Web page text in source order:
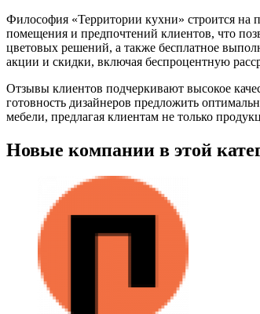
Философия «Территории кухни» строится на
помещения и предпочтений клиентов, что
цветовых решений, а также бесплатное
акции и скидки, включая беспроцентную
Отзывы клиентов подчеркивают высокое
готовность дизайнеров предложить
мебели, предлагая клиентам не только
Новые компании в этой